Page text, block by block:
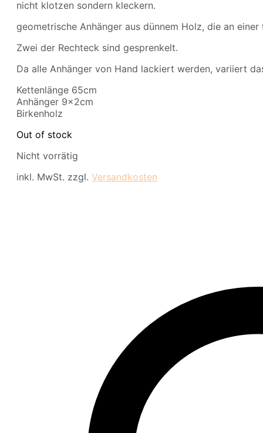
war:
ist:
nicht klotzen sondern kleckern.
geometrische Anhänger aus dünnem Holz, die an
Zwei der Rechteck sind gesprenkelt.
Da alle Anhänger von Hand lackiert werden, variiert
Kettenlänge 65cm
Anhänger 9x2cm
Birkenholz
Out of stock
Nicht vorrätig
inkl. MwSt. zzgl. Versandkosten